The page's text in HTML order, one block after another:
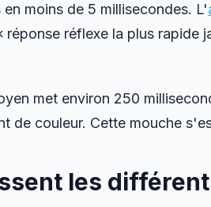
moins de 5 millisecondes. L'
réponse réflexe la plus rapide
met environ 250
de couleur. Cette mouche
les